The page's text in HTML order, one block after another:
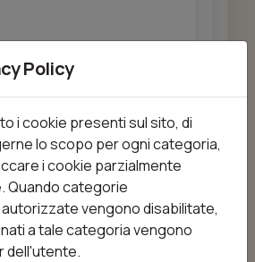
Aggiungi
€ 1h 10min
Policy
i cookie presenti sul sito, di
lo scopo per ogni categoria,
i cookie parzialmente
Quando categorie
vengono disabilitate,
a tale categoria vengono
dell'utente.